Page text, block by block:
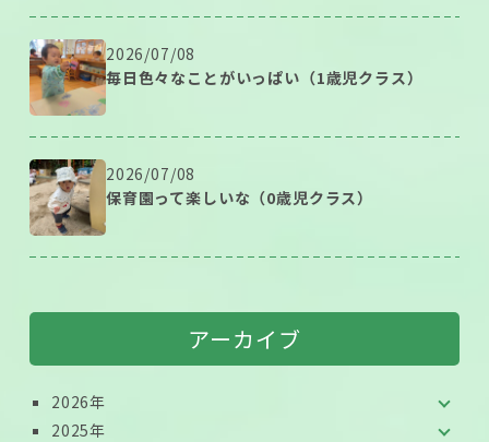
2026/07/08
毎日色々なことがいっぱい（1歳児クラス）
2026/07/08
保育園って楽しいな（0歳児クラス）
アーカイブ
2026年
2025年